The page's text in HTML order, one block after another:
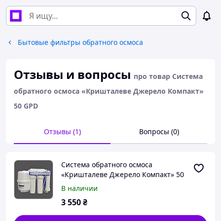
Бытовые фильтры обратного осмоса
Отзывы и вопросы про товар Система
обратного осмоса «Кришталеве Джерело Компакт»
50 GPD
Отзывы (1) Вопросы (0)
Система обратного осмоса
«Кришталеве Джерело Компакт» 50
GPD
В наличии
3 550₴